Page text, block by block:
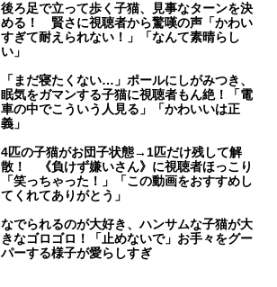
後ろ足で立って歩く子猫、見事なターンを決
める！ 賢さに視聴者から驚嘆の声「かわい
すぎて耐えられない！」「なんて素晴らし
い」
「まだ寝たくない…」ポールにしがみつき、
眠気をガマンする子猫に視聴者もん絶！「電
車の中でこういう人見る」「かわいいは正
義」
4匹の子猫がお団子状態→1匹だけ残して解
散！ 《負けず嫌いさん》に視聴者ほっこり
「笑っちゃった！」「この動画をおすすめし
てくれてありがとう」
なでられるのが大好き、ハンサムな子猫が大
きなゴロゴロ！「止めないで」お手々をグー
パーする様子が愛らしすぎ